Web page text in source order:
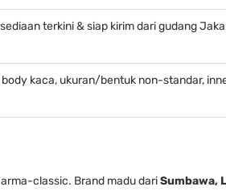
terkini & siap kirim dari gudang
kaca, ukuran/bentuk non-standar,
classic. Brand madu dariSumbawa,